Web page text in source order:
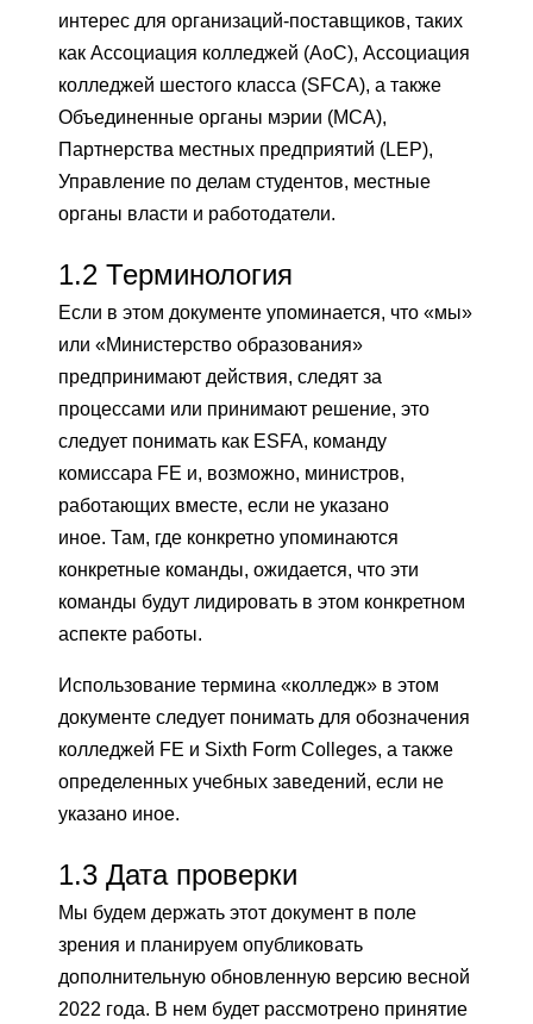
интерес для организаций-поставщиков, таких
как Ассоциация колледжей (AoC), Ассоциация
колледжей шестого класса (SFCA), а также
Объединенные органы мэрии (MCA),
Партнерства местных предприятий (LEP),
Управление по делам студентов, местные
органы власти и работодатели.
1.2 Терминология
Если в этом документе упоминается, что «мы»
или «Министерство образования»
предпринимают действия, следят за
процессами или принимают решение, это
следует понимать как ESFA, команду
комиссара FE и, возможно, министров,
работающих вместе, если не указано
иное. Там, где конкретно упоминаются
конкретные команды, ожидается, что эти
команды будут лидировать в этом конкретном
аспекте работы.
Использование термина «колледж» в этом
документе следует понимать для обозначения
колледжей FE и Sixth Form Colleges, а также
определенных учебных заведений, если не
указано иное.
1.3 Дата проверки
Мы будем держать этот документ в поле
зрения и планируем опубликовать
дополнительную обновленную версию весной
2022 года. В нем будет рассмотрено принятие